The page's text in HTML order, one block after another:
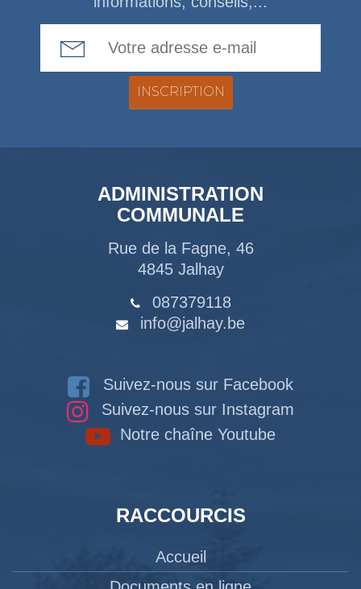
ADMINISTRATION
COMMUNALE
Rue de la Fagne, 46
4845 Jalhay
087379118
info@jalhay.be
Suivez-nous sur Facebook
Suivez-nous sur Instagram
Notre chaîne Youtube
RACCOURCIS
Accueil